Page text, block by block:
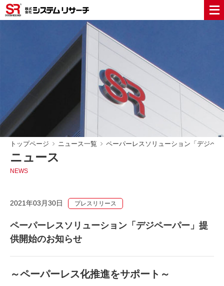
トップページ ニュース一覧 ペーパーレスソリューション「デジペ
ニュース
NEWS
2021年03月30日 プレスリリース
ペーパーレスソリューション「デジペーパー」提
供開始のお知らせ
～ペーパーレス化推進をサポート～